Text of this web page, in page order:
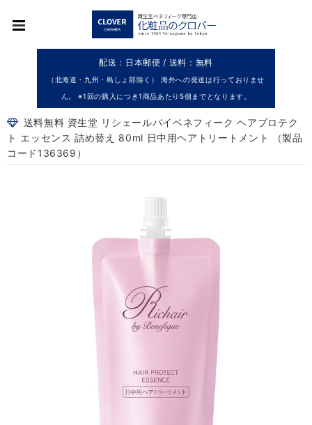
配送：日本郵便 / 送料：無料
（北海道・九州・島しょ部除く） 海外への発送は行っておりませ
ん。 ※1回の購入につき1商品あたり5個までとなります。
送料無料 資生堂 リシェールバイベネフィーク ヘアプロテク
ト エッセンス 詰め替え 80ml 日中用ヘアトリートメント （製品
コード136369）